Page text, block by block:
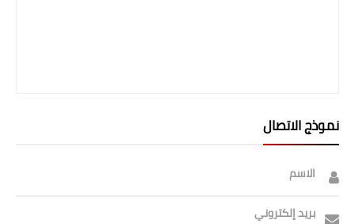
نموذج الاتصال
الاسم
بريد إلكتروني